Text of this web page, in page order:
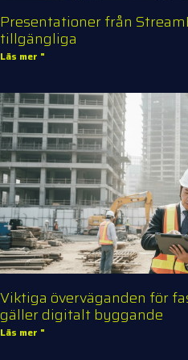
Presentationer från
tillgängliga
Läs mer "
Viktiga överväganden för
gäller digitalt byggande
Läs mer "